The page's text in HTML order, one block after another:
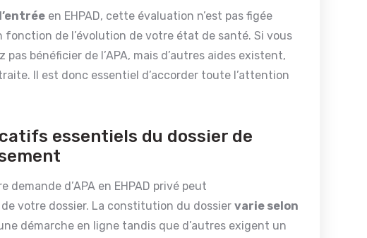
en EHPAD, cette évaluation n’est pas figée
fonction de l’évolution de votre état de santé. Si vous
pas bénéficier de l’APA, mais d’autres aides existent,
Il est donc essentiel d’accorder toute l’attention
essentiels du dossier de
d’APA en EHPAD privé peut
votre dossier. La constitution du dossier varie selon
démarche en ligne tandis que d’autres exigent un